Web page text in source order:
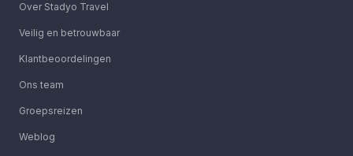
Over Stadyo Travel
Veilig en betrouwbaar
Klantbeoordelingen
Ons team
Groepsreizen
Weblog